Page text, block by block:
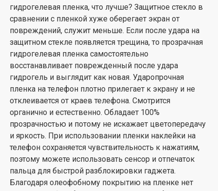
гидрогелевая пленка, что лучше? Защитное стекло в
сравнении с пленкой хуже оберегает экран от
повреждений, служит меньше. Если после удара на
защитном стекле появляется трещина, то прозрачная
гидрогелевая пленка самостоятельно
восстанавливает поврежденный после удара
гидрогель и выглядит как новая. Ударопрочная
пленка на телефон плотно прилегает к экрану и не
отклеивается от краев телефона. Смотрится
органично и естественно. Обладает 100%
прозрачностью и потому не искажает цветопередачу
и яркость. При использовании пленки наклейки на
телефон сохраняется чувствительность к нажатиям,
поэтому можете использовать сенсор и отпечаток
пальца для быстрой разблокировки гаджета.
Благодаря олеофобному покрытию на пленке нет